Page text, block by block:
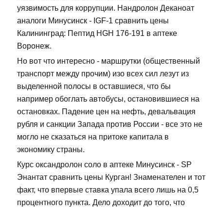
уязвимость для коррупции. Нандролон Деканоат
аналоги Минусинск - IGF-1 сравнить цены
Калининград: Пептид HGH 176-191 в аптеке
Воронеж.
Но вот что интересно - маршрутки (общественный
транспорт между прочим) изо всех сил лезут из
выделенной полосы в оставшиеся, что бы
например обоглать автобусы, остановившиеся на
остановках. Падение цен на нефть, девальвация
рубля и санкции Запада против России - все это не
могло не сказаться на притоке капитала в
экономику страны.
Курс оксандролон соло в аптеке Минусинск - SP
Энантат сравнить цены Курган! Знаменателен и тот
факт, что впервые ставка упала всего лишь на 0,5
процентного пункта. Дело доходит до того, что